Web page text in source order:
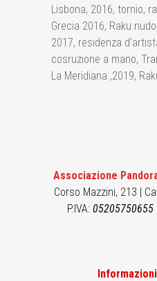
Lisbona, 2016, tornio,
Grecia 2016, Raku
2017, residenza
cosruzione a mano,
La Meridiana ,2019,
Associazione
Corso Mazzini, 213 |
P.IVA: 05205750655